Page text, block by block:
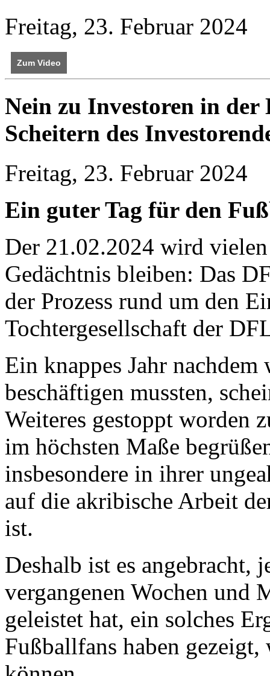
Freitag, 23. Februar 2024
Zum Video
Nein zu Investoren in
Scheitern des
Freitag, 23. Februar 2024
Ein guter Tag für den
Der 21.02.2024 wird
Gedächtnis bleiben: Das
der Prozess rund um den
Tochtergesellschaft der
Ein knappes Jahr
beschäftigen mussten,
Weiteres gestoppt worden
im höchsten Maße
insbesondere in ihrer
auf die akribische Arbeit
ist.
Deshalb ist es angebracht,
vergangenen Wochen und
geleistet hat, ein solches
Fußballfans haben